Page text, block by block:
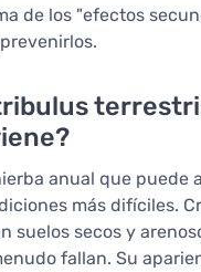
de los "efectos
anual que puede
más difíciles.
suelos secos y
fallan. Su